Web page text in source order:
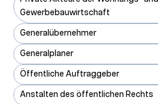
Gewerbebauwirtschaft
Generalübernehmer
Generalplaner
Öffentliche Auftraggeber
Anstalten des öffentlichen Rechts